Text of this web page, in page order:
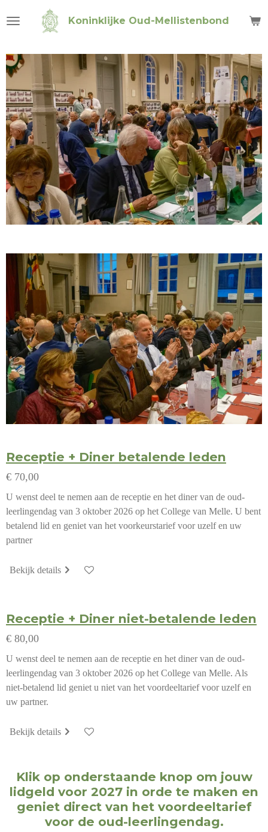
direct
de
hoofdinhoud
Koninklijke Oud-Mellistenbond
Receptie + Diner betalende leden
€ 70,00
U wenst deel te nemen aan de receptie en het diner van de oud-
leerlingendag van 3 oktober 2026 op het College van Melle. U bent
betalend lid en geniet van het voorkeurstarief voor uzelf en uw
partner
Bekijk details
Receptie + Diner niet-betalende leden
€ 80,00
U wenst deel te nemen aan de receptie en het diner van de oud-
leerlingendag van 3 oktober 2026 op het College van Melle. Als
niet-betalend lid geniet u niet van het voordeeltarief voor uzelf en
uw partner.
Bekijk details
Klik op onderstaande knop om jouw
lidgeld voor 2027 in orde te maken en
geniet direct van het voordeeltarief
voor de oud-leerlingendag.